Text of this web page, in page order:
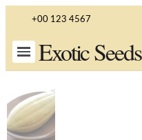
+00 123 4567
Exotic Seeds